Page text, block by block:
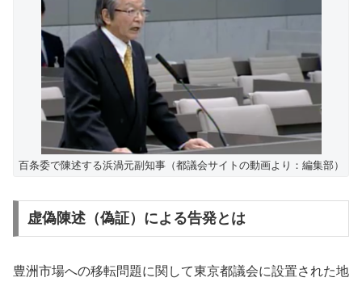
百条委で陳述する浜渦元副知事（都議会サイトの動画より：編集部）
虚偽陳述（偽証）による告発とは
豊洲市場への移転問題に関して東京都議会に設置された地